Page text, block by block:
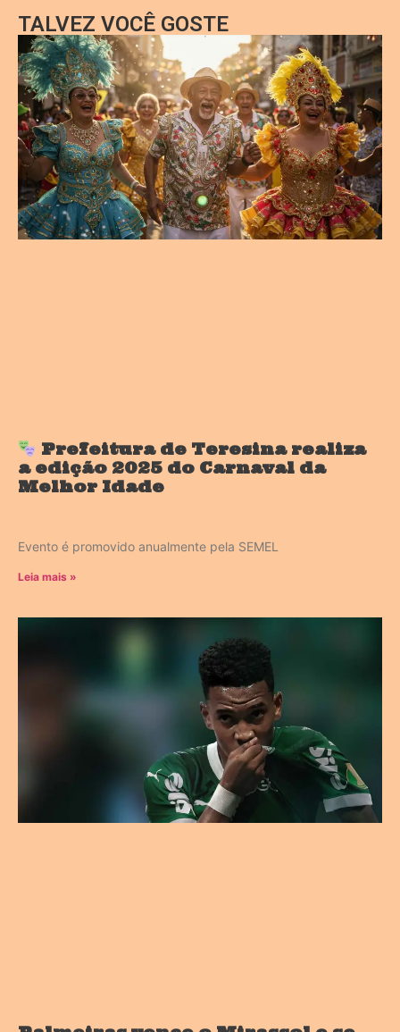
TALVEZ VOCÊ GOSTE
Prefeitura de Teresina realiza
a edição 2025 do Carnaval da
Melhor Idade
Evento é promovido anualmente pela SEMEL
Leia mais »